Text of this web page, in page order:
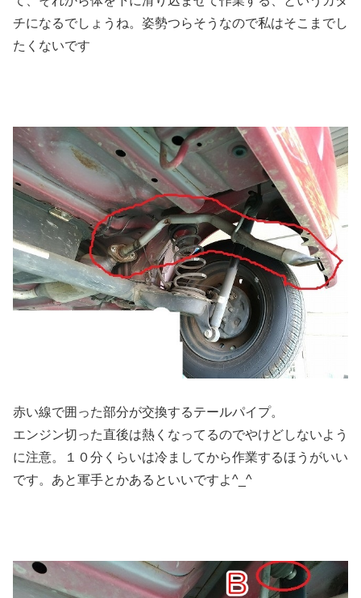
チになるでしょうね。姿勢つらそうなので私はそこまでし
たくないです
赤い線で囲った部分が交換するテールパイプ。
エンジン切った直後は熱くなってるのでやけどしないよう
に注意。１０分くらいは冷ましてから作業するほうがいい
です。あと軍手とかあるといいですよ^_^